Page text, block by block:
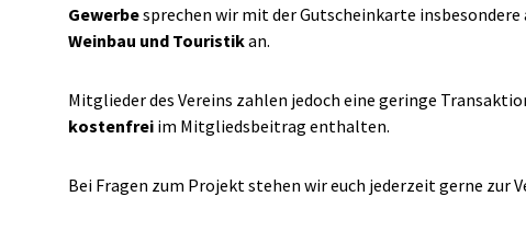
Gewerbesprechen wir mit der Gutscheinkarte
Weinbau und Touristikan.
Mitglieder des Vereins zahlen jedoch eine geringe
kostenfrei im Mitgliedsbeitrag enthalten.
Bei Fragen zum Projekt stehen wir euch jederzeit gerne zur